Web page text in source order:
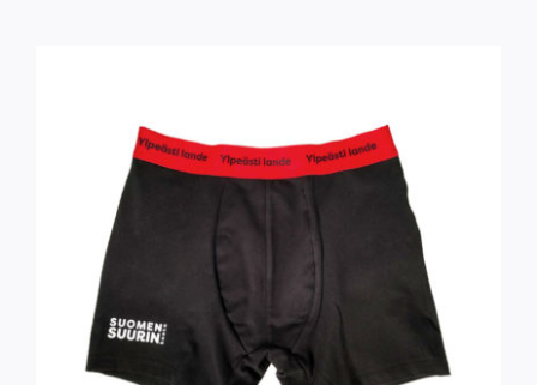
VALITSE VAIHTOEHDOISTA LISÄTIEDOT